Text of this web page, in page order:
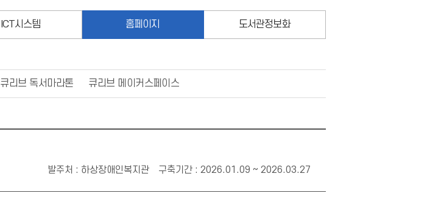
ICT시스템 홈페이지 도서관정보화
큐리브 독서마라톤 큐리브 메이커스페이스
발주처 : 하상장애인복지관 구축기간 : 2026.01.09 ~ 2026.03.27